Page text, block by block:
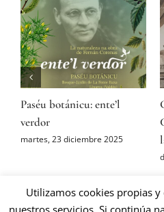
Paséu botánicu: ente’l
verdor
martes, 23 diciembre 2025
Utilizamos cookies propias
nuestros servicios. Si continúa